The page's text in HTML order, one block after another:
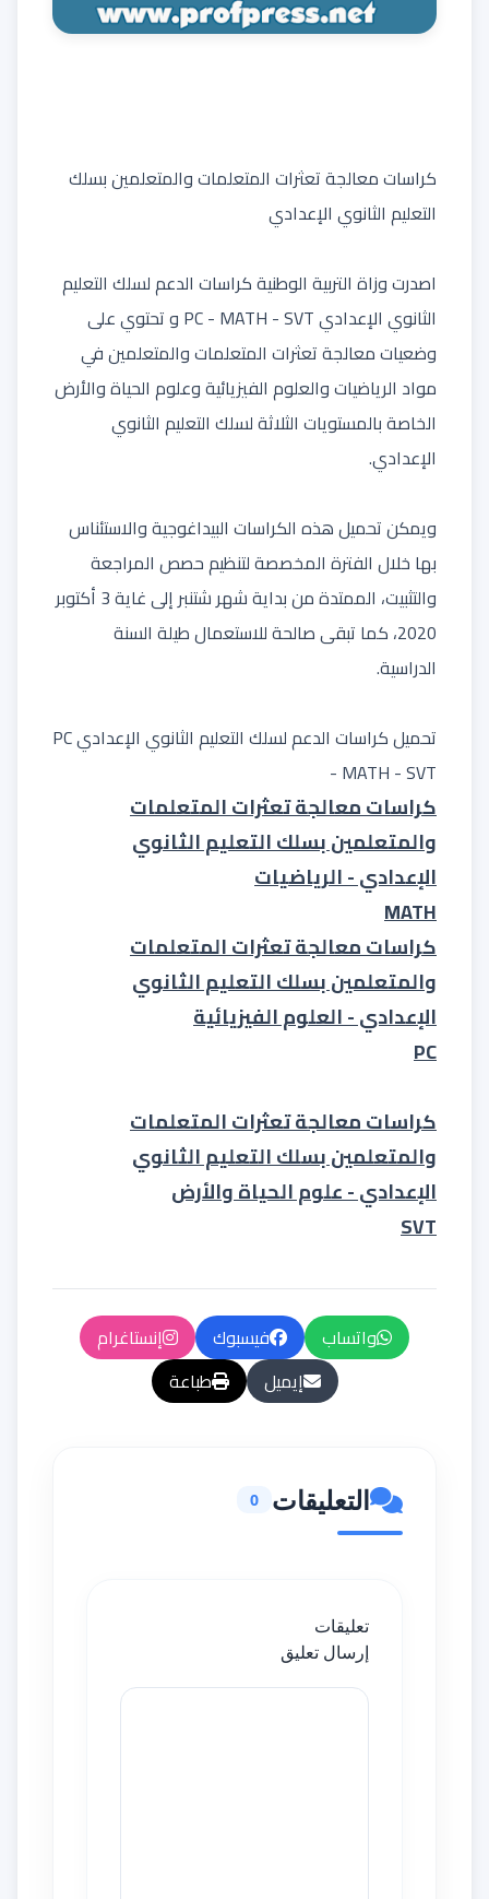
​كراسات معالجة تعثرات المتعلمات والمتعلمين بسلك
التعليم الثانوي الإعدادي
اصدرت وزاة التربية الوطنية كراسات الدعم لسلك التعليم
الثانوي الإعدادي PC - MATH - SVT و تحتوي على
وضعيات معالجة تعثرات المتعلمات والمتعلمين في
مواد الرياضيات والعلوم الفيزيائية وعلوم الحياة والأرض
الخاصة بالمستويات الثلاثة لسلك التعليم الثانوي
الإعدادي.
ويمكن تحميل هذه الكراسات البيداغوجية والاستئناس
بها خلال الفترة المخصصة لتنظيم حصص المراجعة
والتثبيت، الممتدة من بداية شهر شتنبر إلى غاية 3 أكتوبر
2020، كما تبقى صالحة للاستعمال طيلة السنة
الدراسية.
تحميل ​كراسات الدعم لسلك التعليم الثانوي الإعدادي PC
- MATH - SVT
كراسات معالجة تعثرات المتعلمات
والمتعلمين بسلك التعليم الثانوي
الإعدادي - الرياضيات
MATH
كراسات معالجة تعثرات المتعلمات
والمتعلمين بسلك التعليم الثانوي
الإعدادي - العلوم الفيزيائية
PC
كراسات معالجة تعثرات المتعلمات
والمتعلمين بسلك التعليم الثانوي
الإعدادي - علوم الحياة والأرض
SVT
واتساب فيسبوك
إنستاغرام
إيميل
طباعة
التعليقات 0
تعليقات
إرسال تعليق